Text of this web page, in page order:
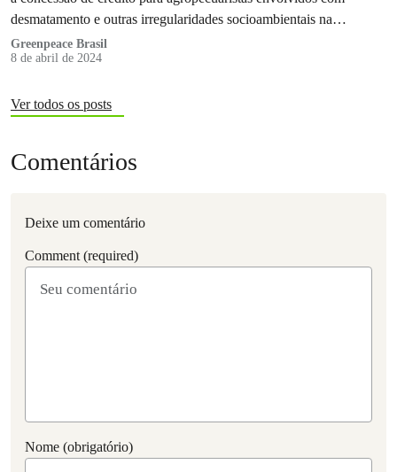
desmatamento e outras irregularidades socioambientais na
Amazônia
Greenpeace Brasil
8 de abril de 2024
Ver todos os posts
Comentários
Deixe um comentário
Comment (required)
Nome (obrigatório)